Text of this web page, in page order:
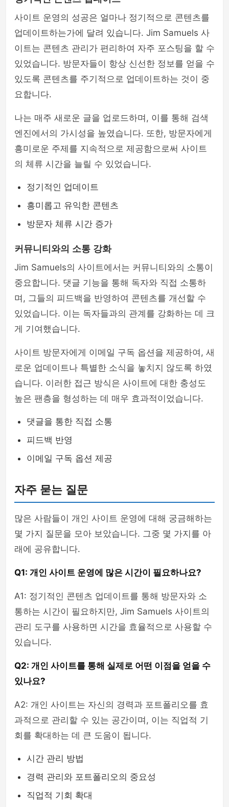
사이트 운영의 성공은 얼마나 정기적으로 콘텐츠를
업데이트하는가에 달려 있습니다. Jim Samuels 사
이트는 콘텐츠 관리가 편리하여 자주 포스팅을 할 수
있었습니다. 방문자들이 항상 신선한 정보를 얻을 수
있도록 콘텐츠를 주기적으로 업데이트하는 것이 중
요합니다.
나는 매주 새로운 글을 업로드하며, 이를 통해 검색
엔진에서의 가시성을 높였습니다. 또한, 방문자에게
흥미로운 주제를 지속적으로 제공함으로써 사이트
의 체류 시간을 늘릴 수 있었습니다.
정기적인 업데이트
흥미롭고 유익한 콘텐츠
방문자 체류 시간 증가
커뮤니티와의 소통 강화
Jim Samuels의 사이트에서는 커뮤니티와의 소통이
중요합니다. 댓글 기능을 통해 독자와 직접 소통하
며, 그들의 피드백을 반영하여 콘텐츠를 개선할 수
있었습니다. 이는 독자들과의 관계를 강화하는 데 크
게 기여했습니다.
사이트 방문자에게 이메일 구독 옵션을 제공하여, 새
로운 업데이트나 특별한 소식을 놓치지 않도록 하였
습니다. 이러한 접근 방식은 사이트에 대한 충성도
높은 팬층을 형성하는 데 매우 효과적이었습니다.
댓글을 통한 직접 소통
피드백 반영
이메일 구독 옵션 제공
자주 묻는 질문
많은 사람들이 개인 사이트 운영에 대해 궁금해하는
몇 가지 질문을 모아 보았습니다. 그중 몇 가지를 아
래에 공유합니다.
Q1: 개인 사이트 운영에 많은 시간이 필요하나요?
A1: 정기적인 콘텐츠 업데이트를 통해 방문자와 소
통하는 시간이 필요하지만, Jim Samuels 사이트의
관리 도구를 사용하면 시간을 효율적으로 사용할 수
있습니다.
Q2: 개인 사이트를 통해 실제로 어떤 이점을 얻을 수
있나요?
A2: 개인 사이트는 자신의 경력과 포트폴리오를 효
과적으로 관리할 수 있는 공간이며, 이는 직업적 기
회를 확대하는 데 큰 도움이 됩니다.
시간 관리 방법
경력 관리와 포트폴리오의 중요성
직업적 기회 확대